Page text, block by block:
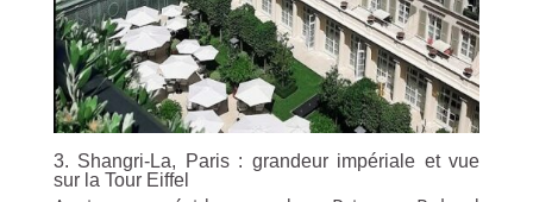
3. Shangri-La, Paris : grandeur impériale et vue
sur la Tour Eiffel